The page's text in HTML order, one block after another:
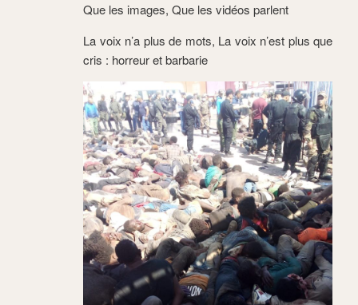
Que les images, Que les vidéos parlent
La voix n’a plus de mots, La voix n’est plus que
cris : horreur et barbarie